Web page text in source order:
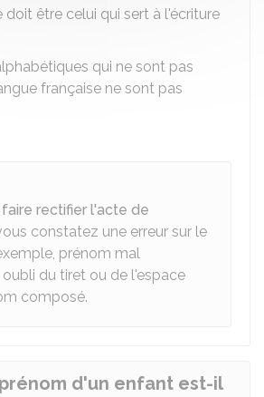
doit être celui qui sert à l'écriture
qui ne sont pas
française ne sont pas
faire rectifier l'acte de
constatez une erreur sur le
prénom mal
du tiret ou de l'espace
composé.
d'un enfant est-il